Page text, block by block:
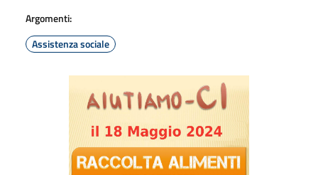
Argomenti:
Assistenza sociale